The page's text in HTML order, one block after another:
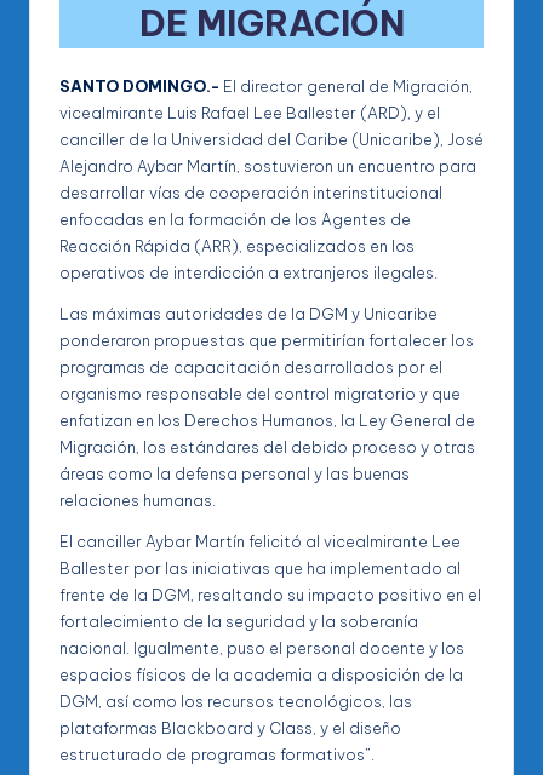
DE MIGRACIÓN
SANTO DOMINGO.- El director general de Migración,
vicealmirante Luis Rafael Lee Ballester (ARD), y el
canciller de la Universidad del Caribe (Unicaribe), José
Alejandro Aybar Martín, sostuvieron un encuentro para
desarrollar vías de cooperación interinstitucional
enfocadas en la formación de los Agentes de
Reacción Rápida (ARR), especializados en los
operativos de interdicción a extranjeros ilegales.
Las máximas autoridades de la DGM y Unicaribe
ponderaron propuestas que permitirían fortalecer los
programas de capacitación desarrollados por el
organismo responsable del control migratorio y que
enfatizan en los Derechos Humanos, la Ley General de
Migración, los estándares del debido proceso y otras
áreas como la defensa personal y las buenas
relaciones humanas.
El canciller Aybar Martín felicitó al vicealmirante Lee
Ballester por las iniciativas que ha implementado al
frente de la DGM, resaltando su impacto positivo en el
fortalecimiento de la seguridad y la soberanía
nacional. Igualmente, puso el personal docente y los
espacios físicos de la academia a disposición de la
DGM, así como los recursos tecnológicos, las
plataformas Blackboard y Class, y el diseño
estructurado de programas formativos”.